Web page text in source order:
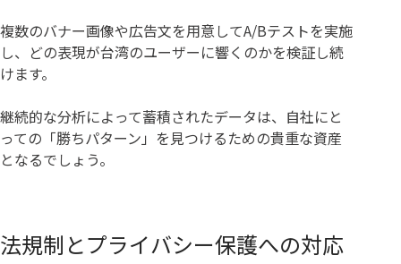
複数のバナー画像や広告文を用意してA/Bテストを実施
し、どの表現が台湾のユーザーに響くのかを検証し続
けます。
継続的な分析によって蓄積されたデータは、自社にと
っての「勝ちパターン」を見つけるための貴重な資産
となるでしょう。
法規制とプライバシー保護への対応